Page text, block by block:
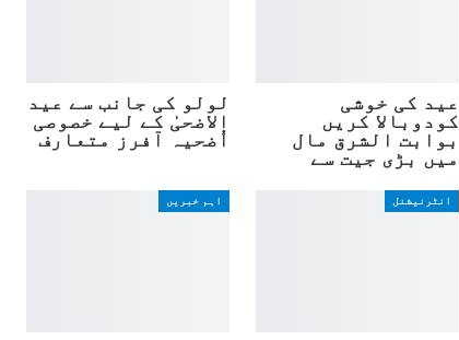
عید کی خوشی
کودوبالا کریں
بوابت الشرق مال
میں بڑی جیت سے
لولو کی جانب سے عید
الاضحیٰ کے لیے خصوصی
اُضحیہ آفرز متعارف
انٹرنیشنل اہم خبریں